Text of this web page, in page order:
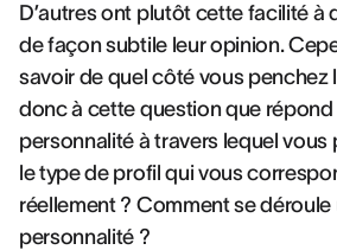
D’autres ont plutôt cette facilité à
de façon subtile leur opinion.
savoir de quel côté vous penchez
donc à cette question que répond
personnalité à travers lequel
le type de profil qui vous
réellement ? Comment se déroule
personnalité ?